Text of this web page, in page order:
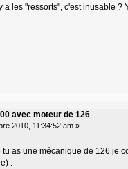
les "ressorts", c'est inusable ?
avec moteur de 126
2010, 11:34:52 am »
tu as une mécanique de 126
: